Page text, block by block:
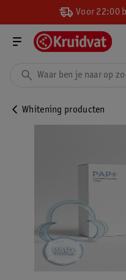
Voor 22:00
Whitening producten